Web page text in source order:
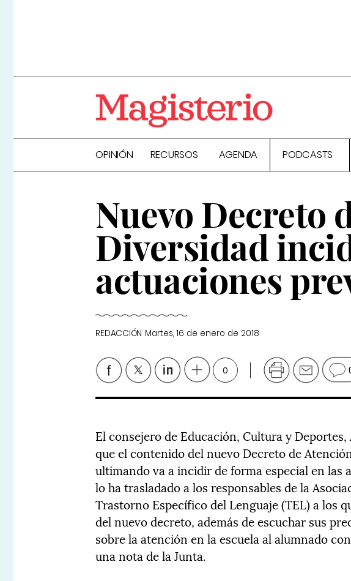
OPINIÓN RECURSOS AGENDA PODCASTS
Nuevo Decreto
Diversidad
actuaciones
REDACCIÓN Martes, 16 de enero de 2018
0
El consejero de Educación, Cultura y
que el contenido del nuevo Decreto de
ultimando va a incidir de forma especial en las
lo ha trasladado a los responsables de la
Trastorno Específico del Lenguaje (TEL) a los
del nuevo decreto, además de escuchar sus
sobre la atención en la escuela al alumnado
una nota de la Junta.